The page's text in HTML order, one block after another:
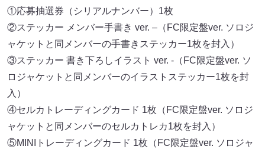
①応募抽選券（シリアルナンバー）1枚
②ステッカー メンバー手書き ver. –（FC限定盤ver. ソロジ
ャケットと同メンバーの手書きステッカー1枚を封入）
③ステッカー 書き下ろしイラスト ver. -（FC限定盤ver. ソ
ロジャケットと同メンバーのイラストステッカー1枚を封
入）
④セルカトレーディングカード 1枚（FC限定盤ver. ソロジ
ャケットと同メンバーのセルカトレカ1枚を封入）
⑤MINIトレーディングカード 1枚（FC限定盤ver. ソロジャ